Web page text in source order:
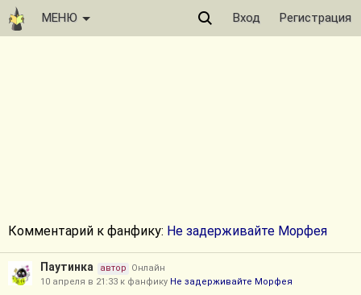
МЕНЮ Вход Регистрация
Комментарий к фанфику: Не задерживайте Морфея
Паутинка автор
Онлайн
10 апреля в 21:33 к фанфику Не задерживайте Морфея